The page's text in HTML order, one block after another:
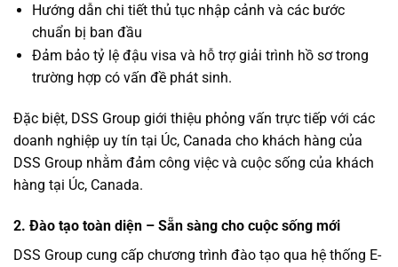
Hướng dẫn chi tiết thủ tục nhập cảnh và các bước
chuẩn bị ban đầu
Đảm bảo tỷ lệ đậu visa và hỗ trợ giải trình hồ sơ trong
trường hợp có vấn đề phát sinh.
Đặc biệt, DSS Group giới thiệu phỏng vấn trực tiếp với các
doanh nghiệp uy tín tại Úc, Canada cho khách hàng của
DSS Group nhằm đảm công việc và cuộc sống của khách
hàng tại Úc, Canada.
2. Đào tạo toàn diện – Sẵn sàng cho cuộc sống mới
DSS Group cung cấp chương trình đào tạo qua hệ thống E-